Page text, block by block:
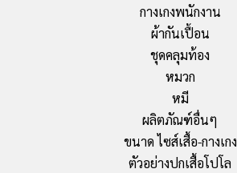
กางเกงพนักงาน
ผ้ากันเปื้อน
ชุดคลุมท้อง
หมวก
หมี
ผลิตภัณฑ์อื่นๆ
ขนาด ไซส์เสื้อ-กางเกง
ตัวอย่างปกเสื้อโปโล